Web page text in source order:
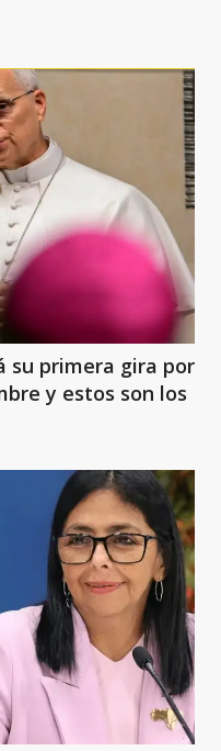
su primera gira por
y estos son los